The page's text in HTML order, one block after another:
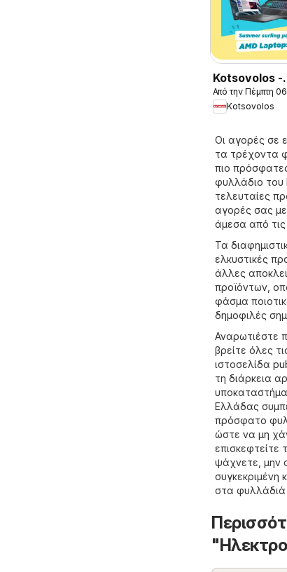
Kotsovolos -
Προσφορές
Από την Πέμπτη
Kotsovolos
Οι αγορές σε
τα τρέχοντα
πιο
φυλλάδιο του
τελευταίες
αγορές σας
άμεσα από
Τα
ελκυστικές
άλλες
προϊόντων,
φάσμα
δημοφιλές
Αναρωτιέστε
βρείτε όλες
ιστοσελίδα
τη διάρκεια
Ελλάδας
πρόσφατο
ώστε να μη
επισκεφτείτε
ψάχνετε, μην
συγκεκριμένη
στα φυλλάδιά